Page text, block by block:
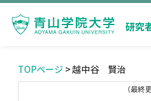
研究
TOPページ > 越中谷 賢治
（最終